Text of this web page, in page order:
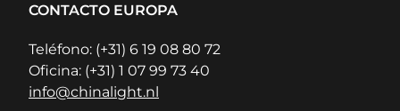
CONTACTO EUROPA
Teléfono: (+31) 6 19 08 80 72
Oficina: (+31) 1 07 99 73 40
info@chinalight.nl